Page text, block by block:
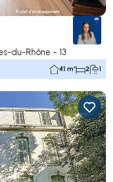
du-Rhône - 13
41 m² 2 1